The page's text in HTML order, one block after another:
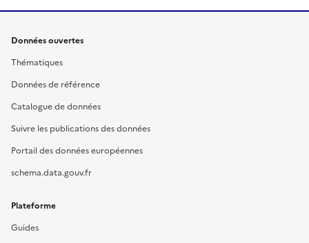
Données ouvertes
Thématiques
Données de référence
Catalogue de données
Suivre les publications des données
Portail des données européennes
schema.data.gouv.fr
Plateforme
Guides